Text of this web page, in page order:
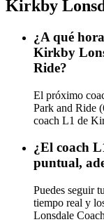
Kirkby
¿A qué
Kirkby
Ride?
El próximo
Park and Ride
coach L1 de
¿El coach
puntual,
Puedes seguir
tiempo real y
Lonsdale